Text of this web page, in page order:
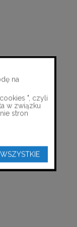
na
", czyli
w związku
stron